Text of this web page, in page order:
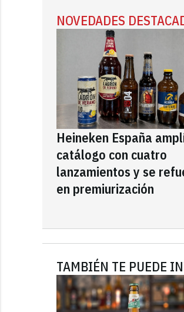
NOVEDADES
Heineken España
catálogo con cuatro
lanzamientos y se
en premiurización
TAMBIÉN TE PUEDE